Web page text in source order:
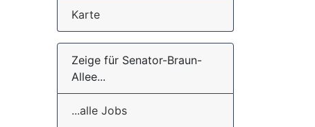
Karte
Zeige für Senator-Braun-
Allee...
...alle Jobs